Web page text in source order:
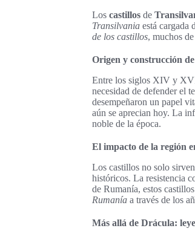
Los castillos de
Transilvania está cargada
de los castillos, muchos
Origen y construcción
Entre los siglos XIV y
necesidad de defender el
desempeñaron un papel
aún se aprecian hoy. La
noble de la época.
El impacto de la región
Los castillos no solo
históricos. La resistencia
de Rumanía, estos
Rumanía a través de los
Más allá de Drácula: